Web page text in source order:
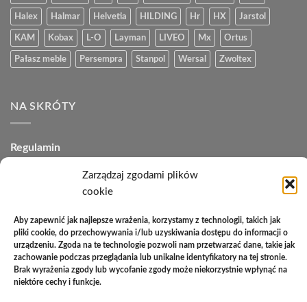
Zarządzaj zgodami plików
cookie
Aby zapewnić jak najlepsze wrażenia, korzystamy z technologii, takich jak
pliki cookie, do przechowywania i/lub uzyskiwania dostępu do informacji o
urządzeniu. Zgoda na te technologie pozwoli nam przetwarzać dane, takie jak
zachowanie podczas przeglądania lub unikalne identyfikatory na tej stronie.
Brak wyrażenia zgody lub wycofanie zgody może niekorzystnie wpłynąć na
niektóre cechy i funkcje.
Halex Halmar Helvetia HILDING Hr HX Jarstol
KAM Kobax L-O Layman LIVEO Mx Ortus
Pałasz meble Persempra Stanpol Wersal Zwoltex
NA SKRÓTY
Regulamin
Polityka plików cookies (EU)
Polityka zwrotów
Zakupy na raty
Kontakt